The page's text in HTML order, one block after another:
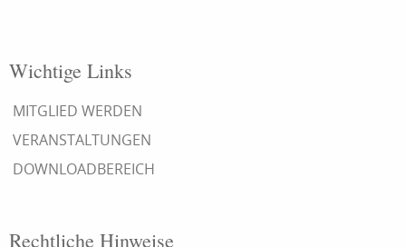
Wichtige Links
MITGLIED WERDEN
VERANSTALTUNGEN
DOWNLOADBEREICH
Rechtliche Hinweise